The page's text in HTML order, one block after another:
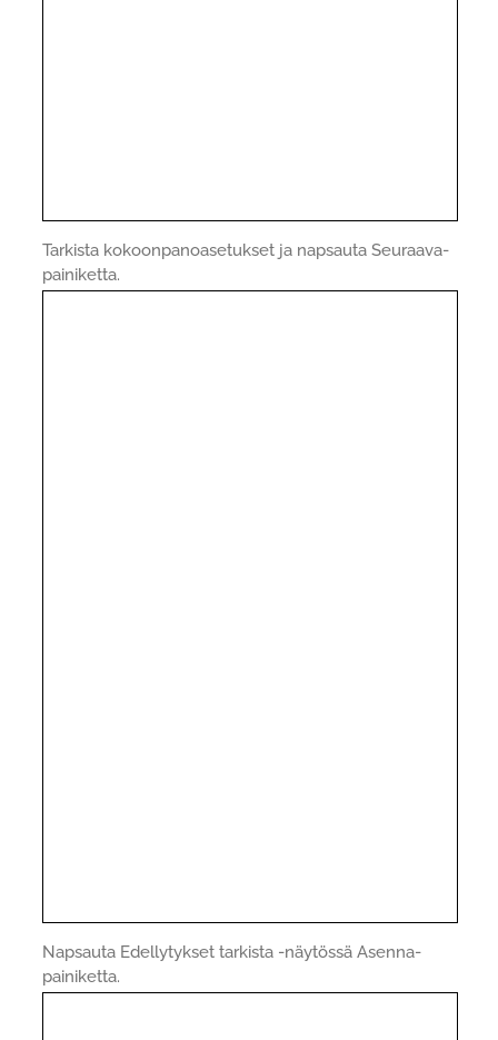
Tarkista kokoonpanoasetukset ja napsauta Seuraava-
painiketta.
Napsauta Edellytykset tarkista -näytössä Asenna-
painiketta.